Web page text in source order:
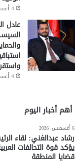
4 أغسطس، 2026
عادل
4 أغسطس، 2026
أهم أخبار اليوم
6 أغسطس، 2026
رشاد عبدالغني: لقاء
يؤكد قوة التحالفات
قضايا المنطقة